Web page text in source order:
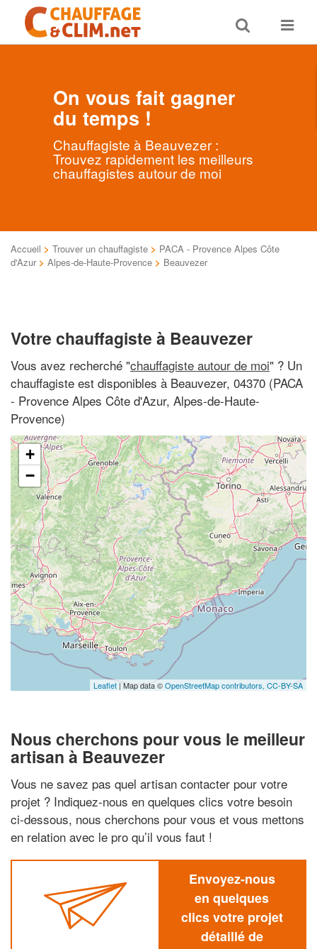
Toggle
search
Toggle
On vous fait gagner
du temps !
Chauffagiste à Beauvezer :
Trouvez rapidement les meilleurs
chauffagistes autour de moi
Accueil > Trouver un chauffagiste > PACA - Provence Alpes Côte
d'Azur > Alpes-de-Haute-Provence > Beauvezer
Votre chauffagiste à Beauvezer
Vous avez recherché "chauffagiste autour de moi" ? Un
chauffagiste est disponibles à Beauvezer, 04370 (PACA
- Provence Alpes Côte d'Azur, Alpes-de-Haute-
Provence)
+
−
Leaflet | Map data ©OpenStreetMap contributors, CC-BY-SA
Nous cherchons pour vous le meilleur
artisan à Beauvezer
Vous ne savez pas quel artisan contacter pour votre
projet ? Indiquez-nous en quelques clics votre besoin
ci-dessous, nous cherchons pour vous et vous mettons
en relation avec le pro qu’il vous faut !
Envoyez-nous
en quelques
clics votre projet
détaillé de